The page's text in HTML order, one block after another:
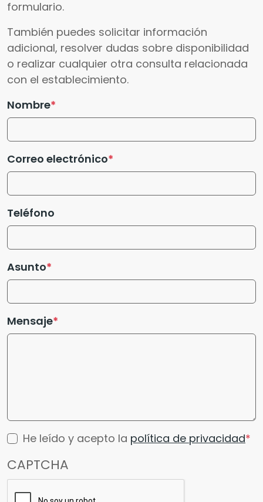
formulario.
También puedes solicitar información
adicional, resolver dudas sobre disponibilidad
o realizar cualquier otra consulta relacionada
con el establecimiento.
Nombre
Correo electrónico
Teléfono
Asunto
Mensaje
He leído y acepto la política de privacidad
CAPTCHA